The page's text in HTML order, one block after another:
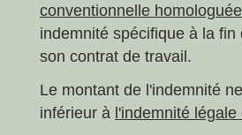
conventionnelle homologuée
indemnité spécifique à la fin
son contrat de travail.
Le montant de l'indemnité
inférieur à l'indemnité